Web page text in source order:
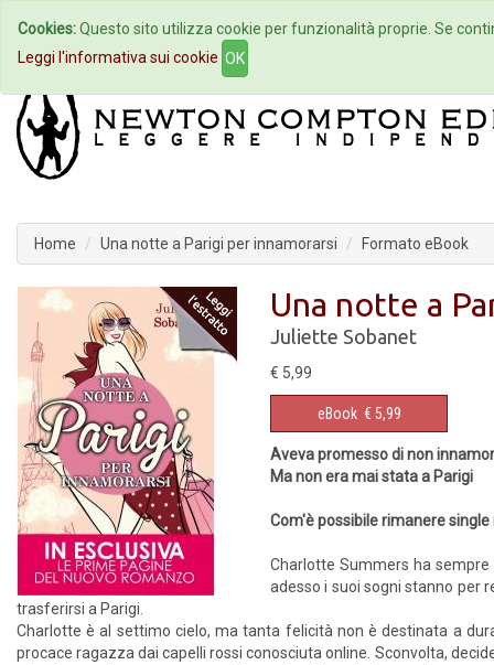
Home Autori Eventi
Home Una notte a Parigi per innamorarsi Formato eBook
Una notte a
Juliette Sobanet
€ 5,99
eBook € 5,99
Aveva promesso di non
Ma non era mai stata a Parigi
Com'è possibile rimanere
Charlotte Summers ha
adesso i suoi sogni stanno per
trasferirsi a Parigi.
Charlotte è al settimo cielo, ma tanta felicità non è destinata a
procace ragazza dai capelli rossi conosciuta online. Sconvolta,
Cookies:Questo sito utilizza cookie per funzionalità proprie. Se
Leggi l'informativa sui cookie OK